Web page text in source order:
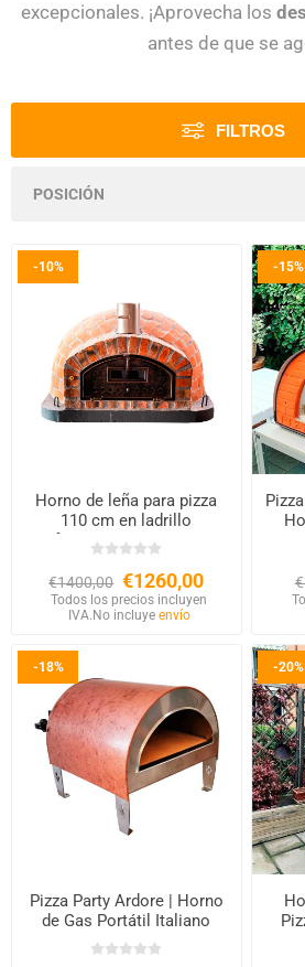
excepcionales. ¡Aprovecha los
antes de que se
FILTROS
-10%
Horno de leña para pizza
110 cm en ladrillo
refractario para exterior
€1400,00 €1260,00
Todos los precios incluyen
IVA.No incluye envío
-15%
-18%
Pizza Party Ardore | Horno
de Gas Portátil Italiano
-20%